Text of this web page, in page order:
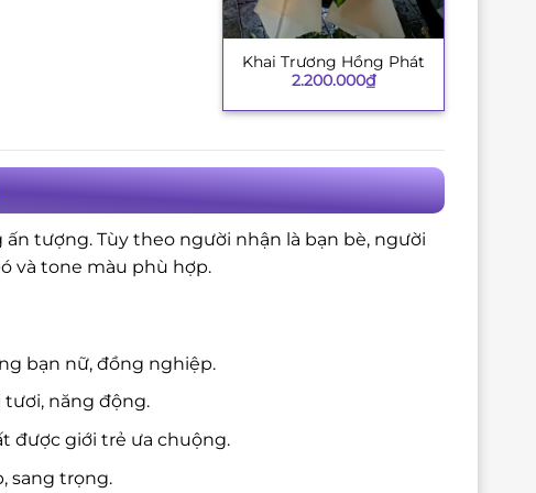
+
Khai Trương Hồng Phát
2.200.000₫
tượng. Tùy theo người nhận là bạn bè, người
và tone màu phù hợp.
bạn nữ, đồng nghiệp.
năng động.
được giới trẻ ưa chuộng.
sang trọng.